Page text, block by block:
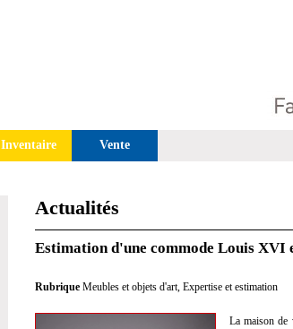
Inventaire Vente
Actualités
Estimation d'une commode Louis XVI
Rubrique Meubles et objets d'art, Expertise et estimation
La maison de